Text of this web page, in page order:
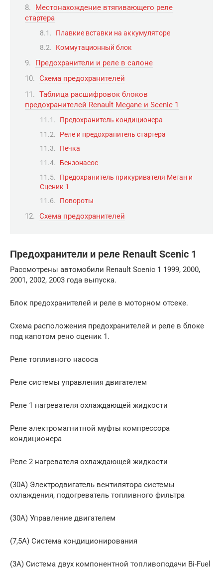
Местонахождение втягивающего реле
стартера
Плавкие вставки на аккумуляторе
Коммутационный блок
Предохранители и реле в салоне
Схема предохранителей
Таблица расшифровок блоков
предохранителей Renault Megane и Scenic 1
Предохранитель кондиционера
Реле и предохранитель стартера
Печка
Бензонасос
Предохранитель прикуривателя Меган и
Сценик 1
Повороты
Схема предохранителей
Предохранители и реле Renault Scenic 1
Рассмотрены автомобили Renault Scenic 1 1999, 2000,
2001, 2002, 2003 года выпуска.
Блок предохранителей и реле в моторном отсеке.
Схема расположения предохранителей и реле в блоке
под капотом рено сценик 1.
Реле топливного насоса
Реле системы управления двигателем
Реле 1 нагревателя охлаждающей жидкости
Реле электромагнитной муфты компрессора
кондиционера
Реле 2 нагревателя охлаждающей жидкости
(30A) Электродвигатель вентилятора системы
охлаждения, подогреватель топливного фильтра
(30А) Управление двигателем
(7,5A) Система кондиционирования
(3А) Система двух компонентной топливоподачи Bi-Fuel